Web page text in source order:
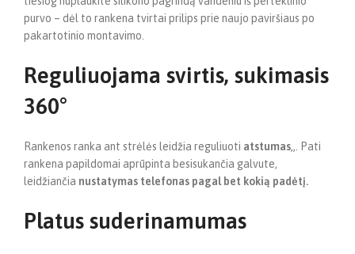
purvo – dėl to rankena tvirtai prilips prie naujo paviršiaus po
pakartotinio montavimo.
Reguliuojama svirtis, sukimasis
360°
Rankenos ranka ant strėlės leidžia reguliuoti atstumas„. Pati
rankena papildomai aprūpinta besisukančia galvute,
leidžiančia nustatymas telefonas pagal bet kokią padėtį.
Platus suderinamumas